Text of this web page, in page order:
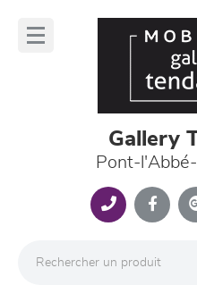
Gallery
Pont-